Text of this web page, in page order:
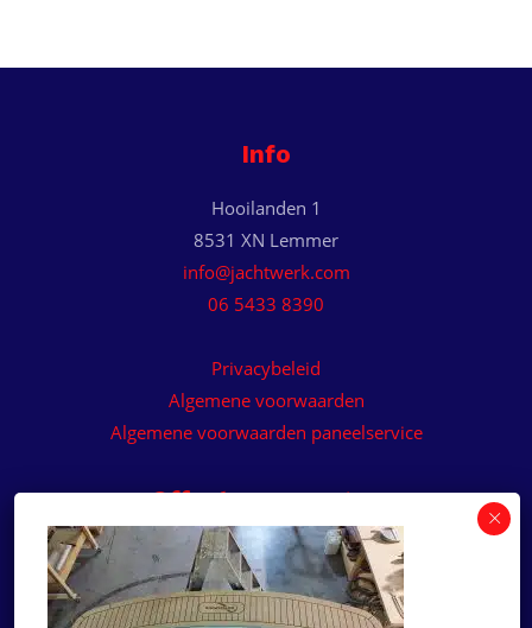
Info
Hooilanden 1
8531 XN Lemmer
info@jachtwerk.com
06 5433 8390
Privacybeleid
Algemene voorwaarden
Algemene voorwaarden paneelservice
Offerte aanvragen
Wilt u een prijsvoorstel op maat ontvangen voor
een kunststof teakdek voor uw boot? Vraag een
vrijblijvende offerte aan!